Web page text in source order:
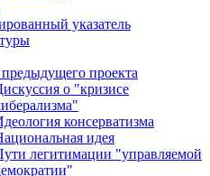
указатель
проекта
о "кризисе
консерватизма
идея
легитимации "управляемой